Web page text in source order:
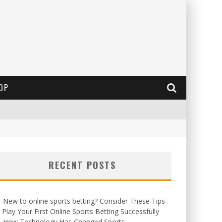
RECENT POSTS
New to online sports betting? Consider These Tips
Your First Online Sports Betting Successfully